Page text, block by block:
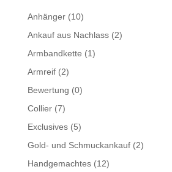
Anhänger(10)
Ankauf aus Nachlass(2)
Armbandkette (1)
Armreif(2)
Bewertung (0)
Collier(7)
Exclusives(5)
Gold- und Schmuckankauf(2)
Handgemachtes(12)